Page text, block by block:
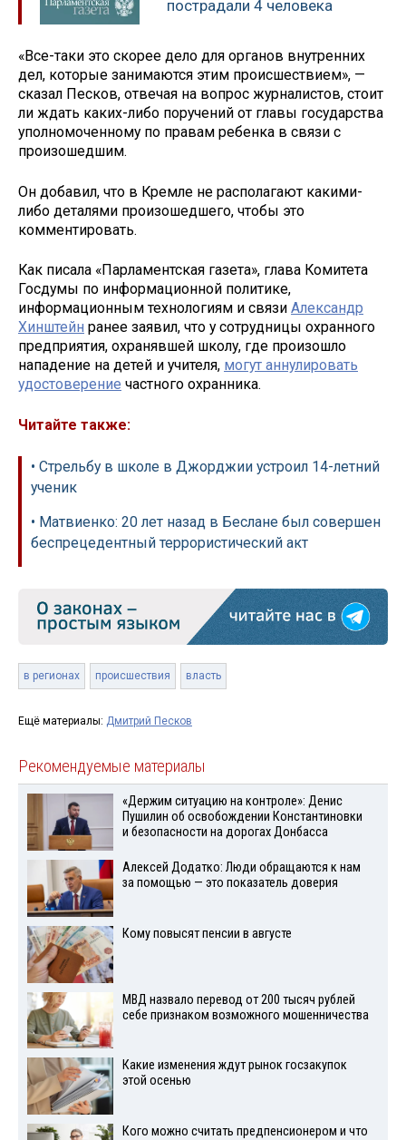
пострадали 4 человека
«Все-таки это скорее дело для органов внутренних
дел, которые занимаются этим происшествием», —
сказал Песков, отвечая на вопрос журналистов, стоит
ли ждать каких-либо поручений от главы государства
уполномоченному по правам ребенка в связи с
произошедшим.
Он добавил, что в Кремле не располагают какими-
либо деталями произошедшего, чтобы это
комментировать.
Как писала «Парламентская газета», глава Комитета
Госдумы по информационной политике,
информационным технологиям и связи Александр
Хинштейн ранее заявил, что у сотрудницы охранного
предприятия, охранявшей школу, где произошло
нападение на детей и учителя, могут аннулировать
удостоверение частного охранника.
Читайте также:
• Стрельбу в школе в Джорджии устроил 14-летний
ученик
• Матвиенко: 20 лет назад в Беслане был совершен
беспрецедентный террористический акт
в регионах происшествия власть
Ещё материалы: Дмитрий Песков
Рекомендуемые материалы
«Держим ситуацию на контроле»: Денис
Пушилин об освобождении Константиновки
и безопасности на дорогах Донбасса
Алексей Додатко: Люди обращаются к нам
за помощью — это показатель доверия
Кому повысят пенсии в августе
МВД назвало перевод от 200 тысяч рублей
себе признаком возможного мошенничества
Какие изменения ждут рынок госзакупок
этой осенью
Кого можно считать предпенсионером и что